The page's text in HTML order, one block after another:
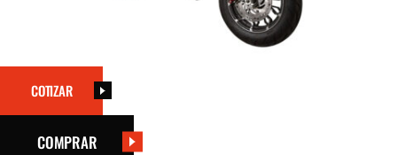
COTIZAR
COMPRAR